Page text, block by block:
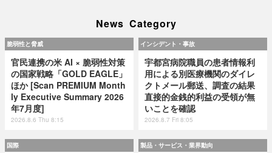
News Category
脆弱性と脅威
官民連携の米 AI × 脆弱性対策
の国家戦略「GOLD EAGLE」
ほか [Scan PREMIUM Month
ly Executive Summary 2026
年7月度]
2026.8.6 Thu 8:15
インシデント・事故
宇都宮病院職員の患者情報利
用による別医療機関のダイレ
クトメール郵送、調査の結果
直接的金銭的利益の受領が無
いことを確認
2026.8.7 Fri 8:05
国際 製品・サービス・業界動向